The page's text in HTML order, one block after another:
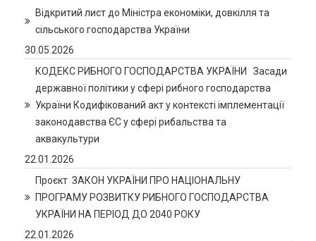
Відкритий лист до Міністра економіки, довкілля та
сільського господарства України
30.05.2026
КОДЕКС РИБНОГО ГОСПОДАРСТВА УКРАЇНИ Засади
державної політики у сфері рибного господарства
України Кодифікований акт у контексті імплементації
законодавства ЄС у сфері рибальства та
аквакультури
22.01.2026
Проєкт ЗАКОН УКРАЇНИ ПРО НАЦІОНАЛЬНУ
ПРОГРАМУ РОЗВИТКУ РИБНОГО ГОСПОДАРСТВА
УКРАЇНИ НА ПЕРІОД ДО 2040 РОКУ
22.01.2026